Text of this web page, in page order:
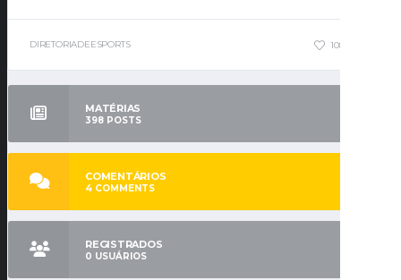
DIRETORIADEESPORTS 108
MATÉRIAS
398 POSTS
COMENTÁRIOS
4 COMMENTS
REGISTRADOS
0 USUÁRIOS